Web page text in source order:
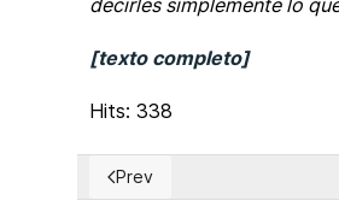
decirles simplemente lo
[texto completo]
Hits: 338
Previous article: Colombia:
Prev